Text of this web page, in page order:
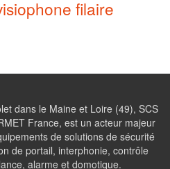
filaire
dans le Maine et Loire (49), SCS
France, est un acteur majeur
de solutions de sécurité
de portail, interphonie, contrôle
alarme et domotique.